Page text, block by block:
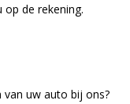
de rekening.
van uw auto bij ons?